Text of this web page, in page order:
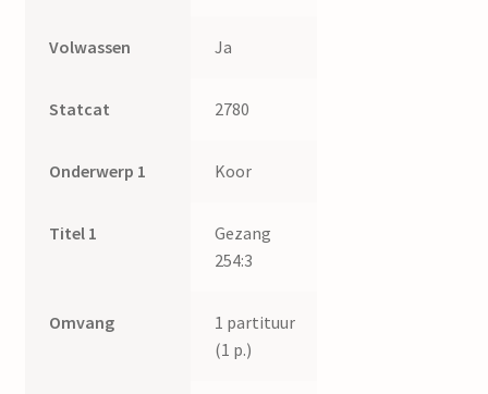
Volwassen Ja
Statcat 2780
Onderwerp 1 Koor
Titel 1
Gezang
254:3
Omvang
1 partituur
(1 p.)